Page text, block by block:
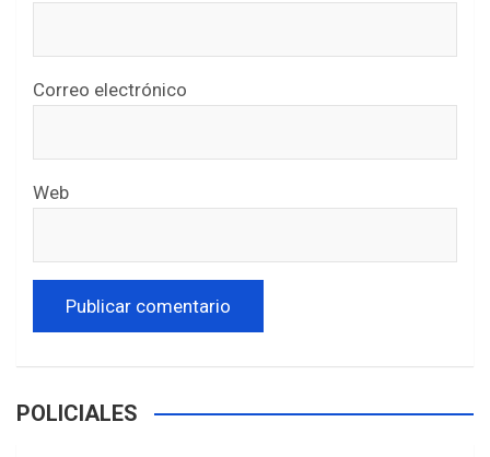
Correo electrónico
Web
POLICIALES